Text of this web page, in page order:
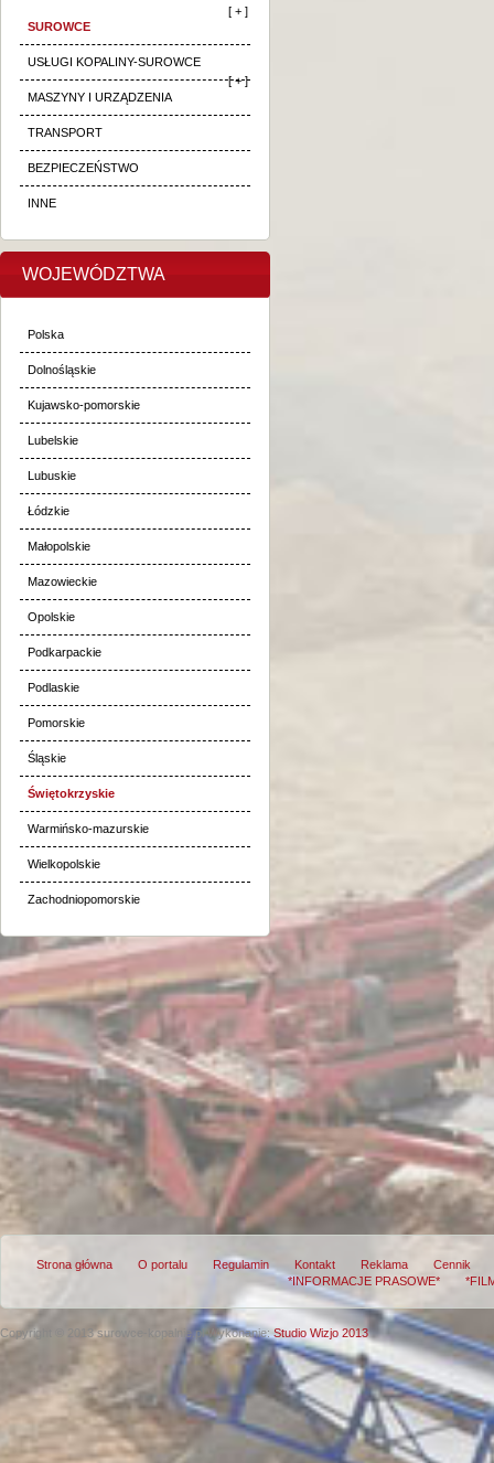
SUROWCE
[ + ]
USŁUGI KOPALINY-SUROWCE
[ + ]
MASZYNY I URZĄDZENIA
TRANSPORT
BEZPIECZEŃSTWO
INNE
WOJEWÓDZTWA
Polska
Dolnośląskie
Kujawsko-pomorskie
Lubelskie
Lubuskie
Łódzkie
Małopolskie
Mazowieckie
Opolskie
Podkarpackie
Podlaskie
Pomorskie
Śląskie
Świętokrzyskie
Warmińsko-mazurskie
Wielkopolskie
Zachodniopomorskie
Strona główna O portalu Regulamin Kontakt Reklama
Cennik
*INFORMACJE PRASOWE*
Copyright © 2013 surowce-kopalnie.plWykonanie:Studio Wizjo 2013